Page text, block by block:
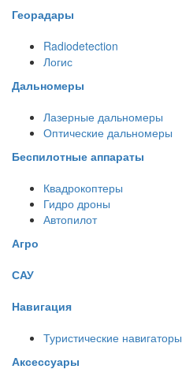
Георадары
Radiodetection
Логис
Дальномеры
Лазерные дальномеры
Оптические дальномеры
Беспилотные аппараты
Квадрокоптеры
Гидро дроны
Автопилот
Агро
САУ
Навигация
Туристические навигаторы
Аксессуары